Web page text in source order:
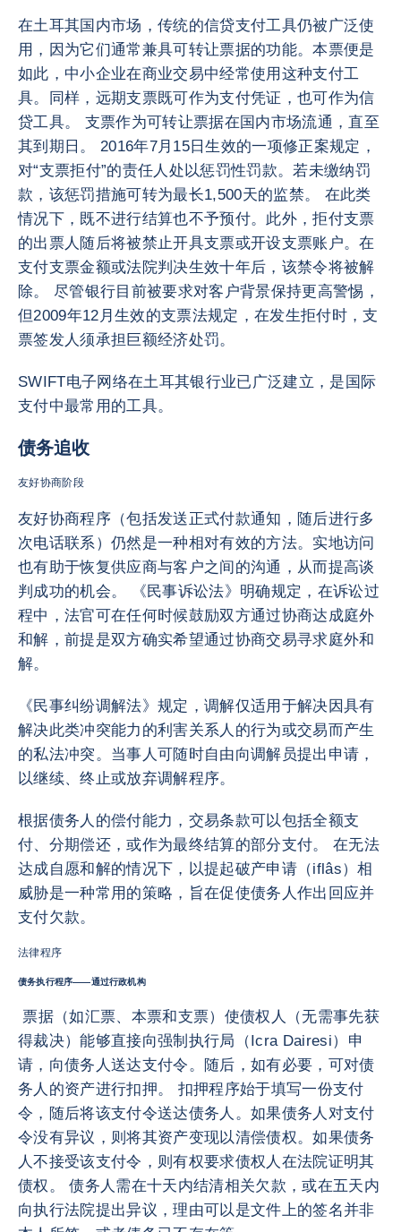
在土耳其国内市场，传统的信贷支付工具仍被广泛使
用，因为它们通常兼具可转让票据的功能。本票便是
如此，中小企业在商业交易中经常使用这种支付工
具。同样，远期支票既可作为支付凭证，也可作为信
贷工具。 支票作为可转让票据在国内市场流通，直至
其到期日。 2016年7月15日生效的一项修正案规定，
对“支票拒付”的责任人处以惩罚性罚款。若未缴纳罚
款，该惩罚措施可转为最长1,500天的监禁。 在此类
情况下，既不进行结算也不予预付。此外，拒付支票
的出票人随后将被禁止开具支票或开设支票账户。在
支付支票金额或法院判决生效十年后，该禁令将被解
除。 尽管银行目前被要求对客户背景保持更高警惕，
但2009年12月生效的支票法规定，在发生拒付时，支
票签发人须承担巨额经济处罚。
SWIFT电子网络在土耳其银行业已广泛建立，是国际
支付中最常用的工具。
债务追收
友好协商阶段
友好协商程序（包括发送正式付款通知，随后进行多
次电话联系）仍然是一种相对有效的方法。实地访问
也有助于恢复供应商与客户之间的沟通，从而提高谈
判成功的机会。 《民事诉讼法》明确规定，在诉讼过
程中，法官可在任何时候鼓励双方通过协商达成庭外
和解，前提是双方确实希望通过协商交易寻求庭外和
解。
《民事纠纷调解法》规定，调解仅适用于解决因具有
解决此类冲突能力的利害关系人的行为或交易而产生
的私法冲突。当事人可随时自由向调解员提出申请，
以继续、终止或放弃调解程序。
根据债务人的偿付能力，交易条款可以包括全额支
付、分期偿还，或作为最终结算的部分支付。 在无法
达成自愿和解的情况下，以提起破产申请（iflâs）相
威胁是一种常用的策略，旨在促使债务人作出回应并
支付欠款。
法律程序
债务执行程序——通过行政机构
票据（如汇票、本票和支票）使债权人（无需事先获
得裁决）能够直接向强制执行局（Icra Dairesi）申
请，向债务人送达支付令。随后，如有必要，可对债
务人的资产进行扣押。 扣押程序始于填写一份支付
令，随后将该支付令送达债务人。如果债务人对支付
令没有异议，则将其资产变现以清偿债权。如果债务
人不接受该支付令，则有权要求债权人在法院证明其
债权。 债务人需在十天内结清相关欠款，或在五天内
向执行法院提出异议，理由可以是文件上的签名并非